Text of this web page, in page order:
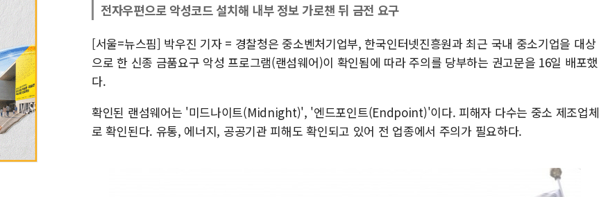
전자우편으로 악성코드 설치해 내부 정보 가로챈 뒤 금전 요구
[서울=뉴스핌] 박우진 기자 = 경찰청은 중소벤처기업부, 한국인터넷진흥원과 최근 국내 중소기업을 대상
으로 한 신종 금품요구 악성 프로그램(랜섬웨어)이 확인됨에 따라 주의를 당부하는 권고문을 16일 배포했
다.
확인된 랜섬웨어는 '미드나이트(Midnight)', '엔드포인트(Endpoint)'이다. 피해자 다수는 중소 제조업체
로 확인된다. 유통, 에너지, 공공기관 피해도 확인되고 있어 전 업종에서 주의가 필요하다.